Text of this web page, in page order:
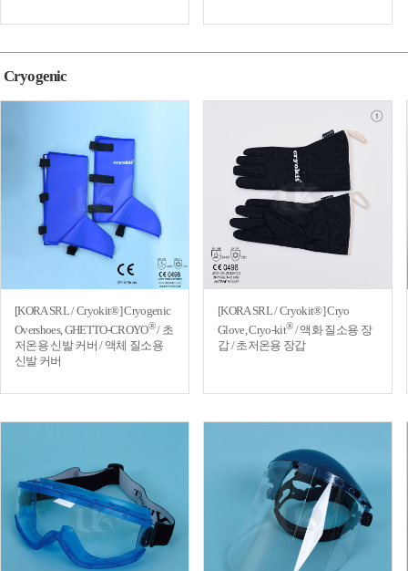
Cryogenic
[KORA SRL / Cryokit®] Cryogenic
Overshoes, GHETTO-CROYO®/ 초
저온용 신발 커버 / 액체 질소용
신발 커버
[KORA SRL / Cryokit®] Cryo
Glove, Cryo-kit®/ 액화 질소용 장
갑 / 초저온용 장갑